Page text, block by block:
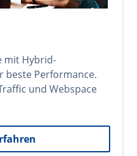
mit Hybrid-
beste Performance.
und Webspace